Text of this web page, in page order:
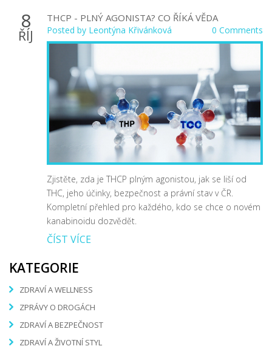
8
ŘÍJ
THCP - PLNÝ AGONISTA? CO ŘÍKÁ VĚDA
Posted by Leontýna Křivánková 0 Comments
Zjistěte, zda je THCP plným agonistou, jak se liší od
THC, jeho účinky, bezpečnost a právní stav v ČR.
Kompletní přehled pro každého, kdo se chce o novém
kanabinoidu dozvědět.
ČÍST VÍCE
KATEGORIE
ZDRAVÍ A WELLNESS
ZPRÁVY O DROGÁCH
ZDRAVÍ A BEZPEČNOST
ZDRAVÍ A ŽIVOTNÍ STYL